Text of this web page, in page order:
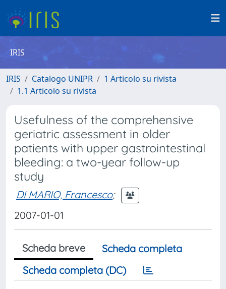
IRIS
IRIS Catalogo UNIPR
1 Articolo su rivista
1.1 Articolo su rivista
Usefulness of the comprehensive
geriatric assessment in older
patients with upper gastrointestinal
bleeding: a two-year follow-up
study
DI MARIO, Francesco;
2007-01-01
Scheda breve
Scheda completa
Scheda completa (DC)